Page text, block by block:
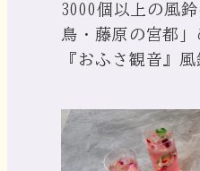
3000個以上の風
鳥・藤原の宮都
『おふさ観音』風